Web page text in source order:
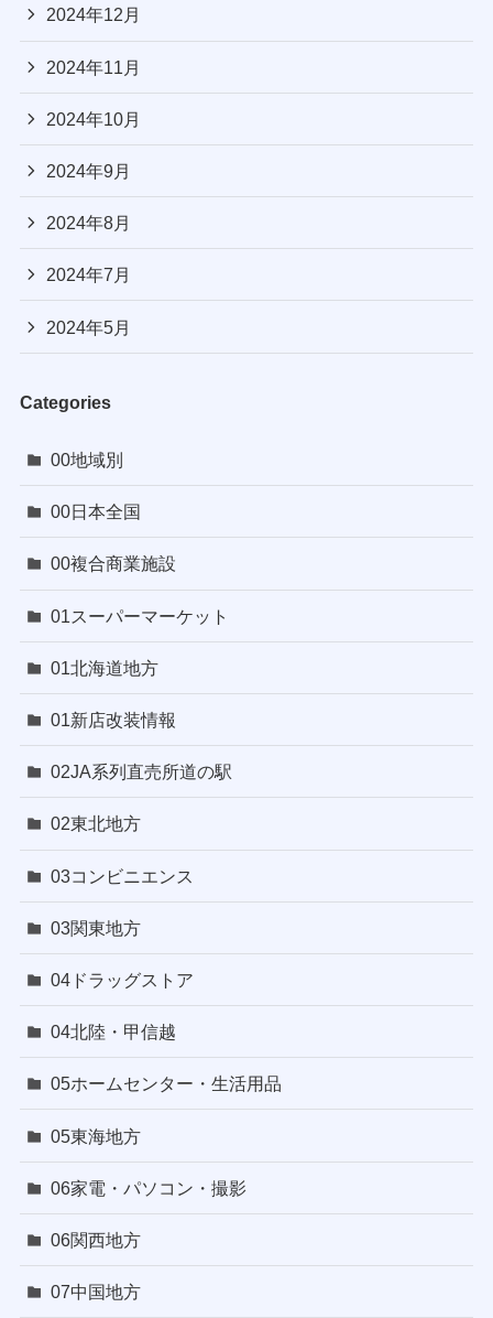
2024年12月
2024年11月
2024年10月
2024年9月
2024年8月
2024年7月
2024年5月
Categories
00地域別
00日本全国
00複合商業施設
01スーパーマーケット
01北海道地方
01新店改装情報
02JA系列直売所道の駅
02東北地方
03コンビニエンス
03関東地方
04ドラッグストア
04北陸・甲信越
05ホームセンター・生活用品
05東海地方
06家電・パソコン・撮影
06関西地方
07中国地方